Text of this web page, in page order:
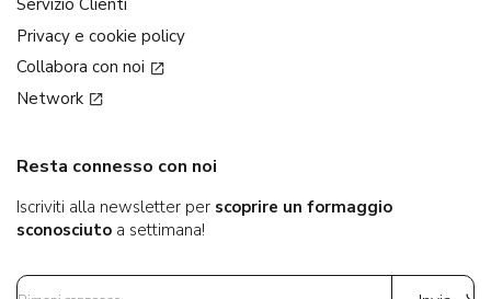
Servizio Clienti
Privacy e cookie policy
Collabora con noi
Network
Resta connesso con noi
Iscriviti alla newsletter per scoprire un formaggio
sconosciuto a settimana!